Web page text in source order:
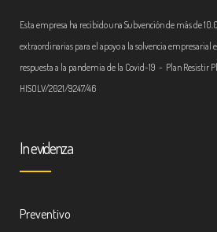
Esta empresa ha recibido una Subvención de más de
extraordinarias para el apoyo a la solvencia empresarial
respuesta a la pandemia de la Covid-19 - Plan Resistir
HISOLV/2021/9247/46
In evidenza
Preventivo